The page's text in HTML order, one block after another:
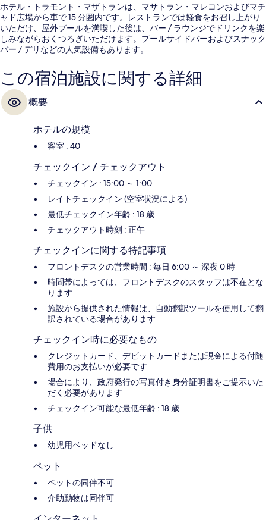
ホテル・トラモント・マザトランは、マサトラン・マレコンおよびマチ
ャド広場から車で 15 分圏内です。レストランでは軽食をお召し上がり
いただけ、屋外プールを満喫した後は、バー / ラウンジでドリンクを楽
しみながらおくつろぎいただけます。プールサイドバーおよびスナック
バー / デリなどの人気設備もあります。
この宿泊施設に関する詳細
概要
ホテルの規模
客室 : 40
チェックイン / チェックアウト
チェックイン : 15:00 ～ 1:00
レイトチェックイン (空室状況による)
最低チェックイン年齢 : 18 歳
チェックアウト時刻 : 正午
チェックインに関する特記事項
フロントデスクの営業時間 : 毎日 6:00 ～ 深夜 0 時
時間帯によっては、フロントデスクのスタッフは不在とな
ります
施設から提供された情報は、自動翻訳ツールを使用して翻
訳されている場合があります
チェックイン時に必要なもの
クレジットカード、デビットカードまたは現金による付随
費用のお支払いが必要です
場合により、政府発行の写真付き身分証明書をご提示いた
だく必要があります
チェックイン可能な最低年齢 : 18 歳
子供
幼児用ベッドなし
ペット
ペットの同伴不可
介助動物は同伴可